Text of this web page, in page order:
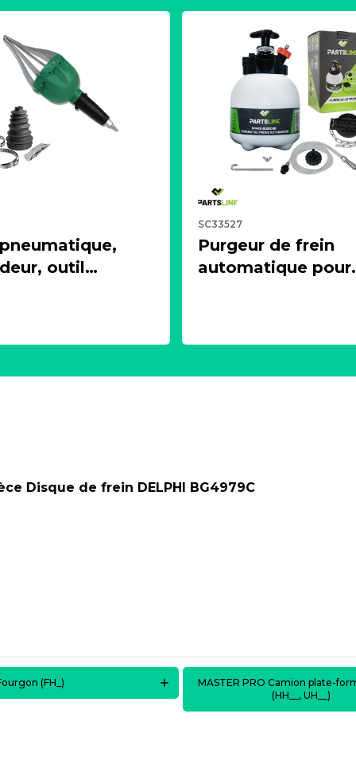
outil
SC33527
Purgeur de frein
automatique pour
Disque de frein DELPHI BG4979C
(FH_)
MASTER PRO Camion plate-
(HH__, UH__)